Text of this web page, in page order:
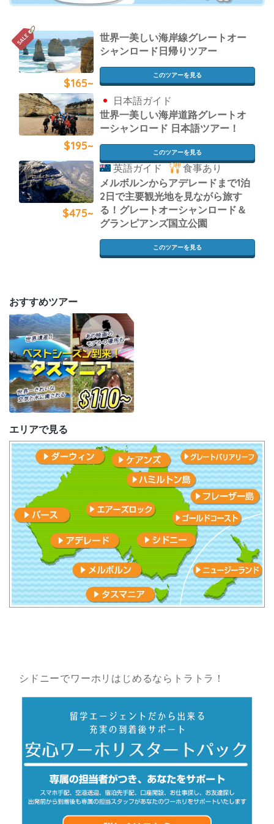
$165~
世界一美しい海岸線グレートオー
シャンロード日帰りツアー
このツアーを見る
$195~
日本語ガイド
世界一美しい海岸道路グレートオ
ーシャンロード 日本語ツアー！
このツアーを見る
$475~
英語ガイド
食事あり
メルボルンからアデレードまで1泊
2日で主要観光地を見ながら旅す
る！グレートオーシャンロード＆
グランピアンズ国立公園
このツアーを見る
おすすめツアー
エリアで見る
シドニーでワーホリはじめるならトラトラ！